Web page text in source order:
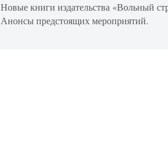
Новые книги издательства «Вольный
Анонсы предстоящих мероприятий.